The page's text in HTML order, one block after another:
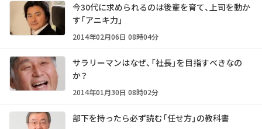
今30代に求められるのは後輩を育て、上司を動か
す「アニキ力」
2014年02月06日 08時04分
サラリーマンはなぜ、「社長」を目指すべきなの
か？
2014年01月30日 08時02分
部下を持ったら必ず読む「任せ方」の教科書